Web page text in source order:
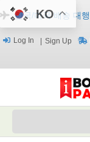
한국/미국 배송 대행
Log In Sign Up
KO